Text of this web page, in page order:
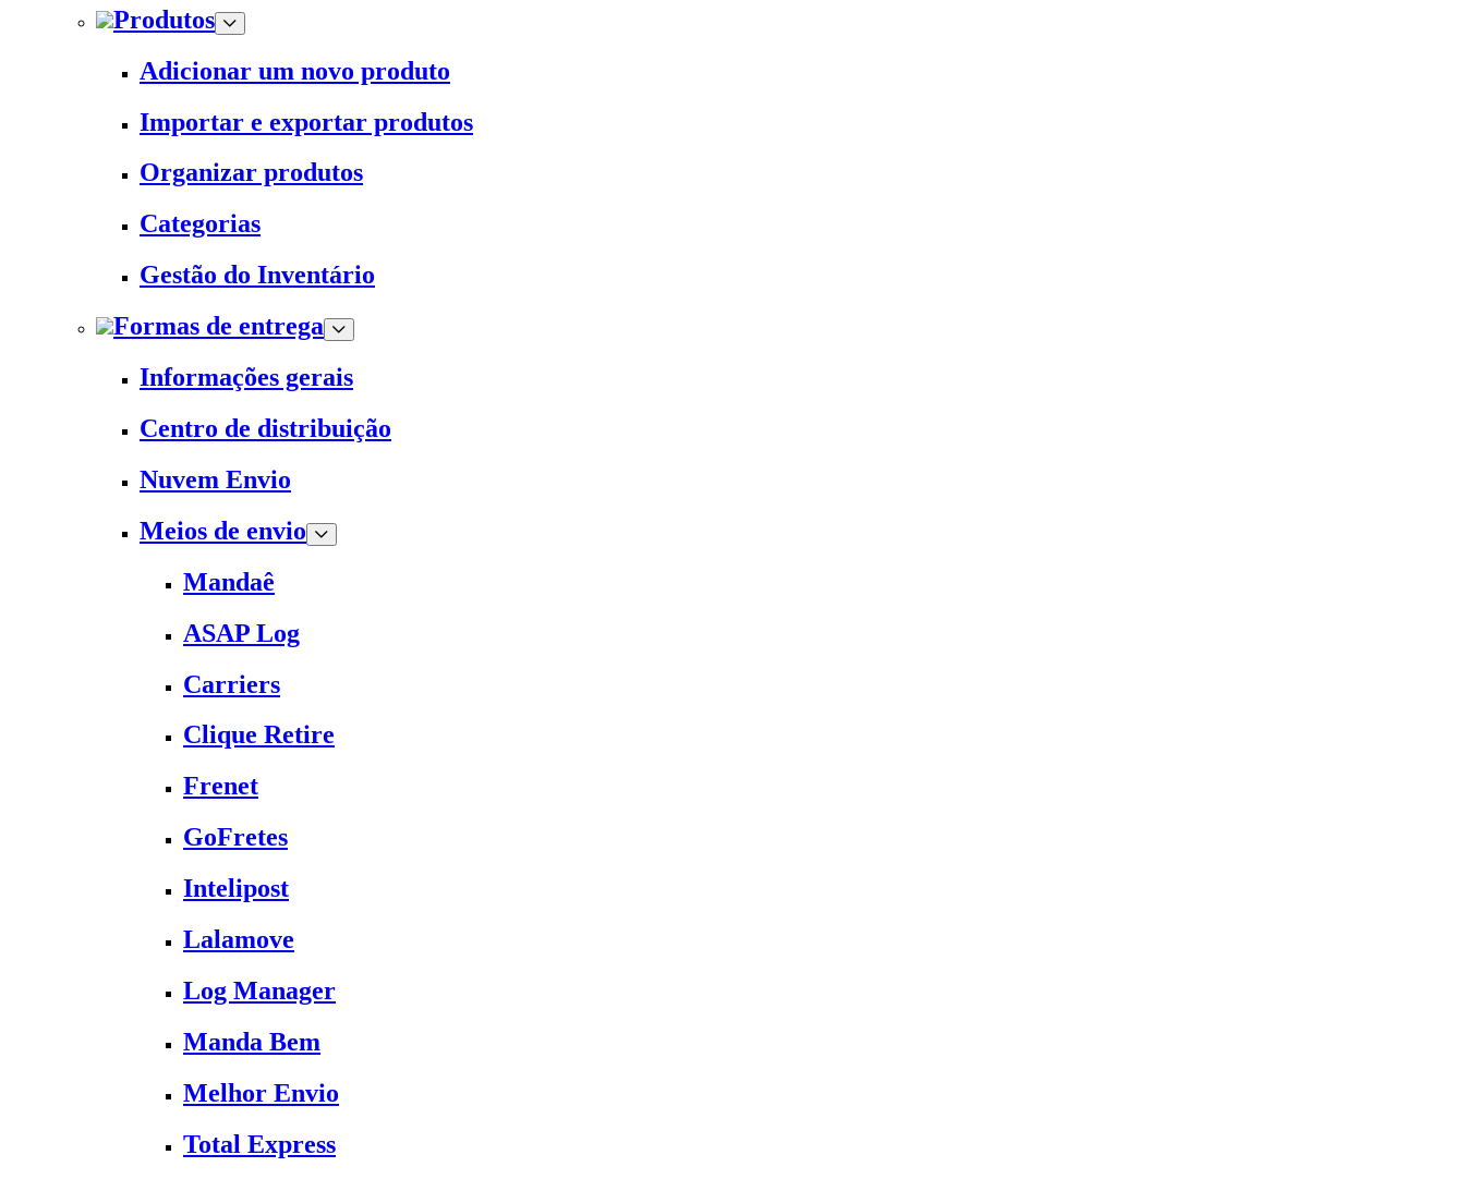
Produtos
Adicionar um novo produto
Importar e exportar produtos
Organizar produtos
Categorias
Gestão do Inventário
Formas de entrega
Informações gerais
Centro de distribuição
Nuvem Envio
Meios de envio
Mandaê
ASAP Log
Carriers
Clique Retire
Frenet
GoFretes
Intelipost
Lalamove
Log Manager
Manda Bem
Melhor Envio
Total Express